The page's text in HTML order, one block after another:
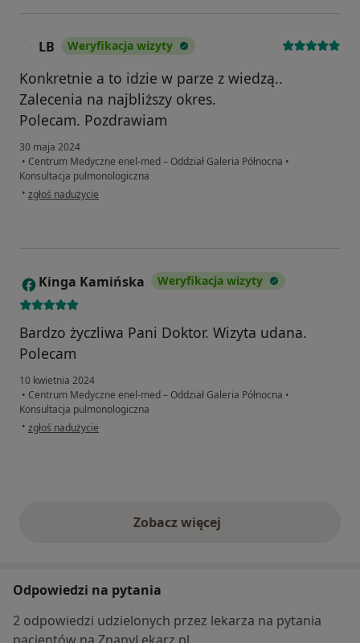
LB Weryfikacja wizyty
Konkretnie a to idzie w parze z wiedzą..
Zalecenia na najbliższy okres.
Polecam. Pozdrawiam
30 maja 2024
• Centrum Medyczne enel-med – Oddział Galeria Północna •
Konsultacja pulmonologiczna
• w opinii użytkownika LB
zgłoś nadużycie
K Kinga Kamińska Weryfikacja wizyty
Bardzo życzliwa Pani Doktor. Wizyta udana.
Polecam
10 kwietnia 2024
• Centrum Medyczne enel-med – Oddział Galeria Północna •
Konsultacja pulmonologiczna
• w opinii użytkownika Kinga Kamińska
zgłoś nadużycie
Zobacz więcejopinie powyżej
Odpowiedzi na pytania
2 odpowiedzi udzielonych przez lekarza na pytania